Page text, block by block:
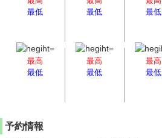
最低
最低
最低
最高
最低
最高
最低
最高
最低
予約情報